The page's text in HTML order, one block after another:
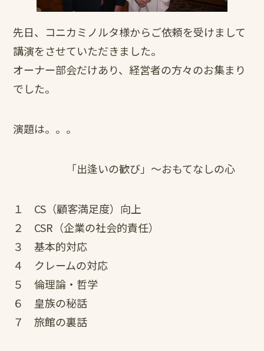
先日、コニカミノルタ様からご依頼を受けまして
講演をさせていただきました。
オーナー部会だけあり、経営者の方々のお集まり
でした。
演題は。。。
「出逢いの歓び」～おもてなしの心
１ CS（顧客満足度）向上
２ CSR（企業の社会的責任）
３ 基本的対応
４ クレームの対応
５ 倫理論・哲学
６ 皇族の秘話
７ 旅館の裏話